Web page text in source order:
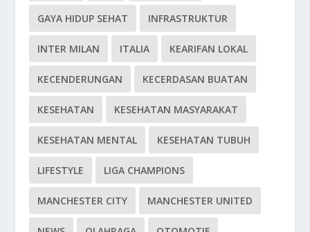
GAYA HIDUP SEHAT INFRASTRUKTUR
INTER MILAN ITALIA KEARIFAN LOKAL
KECENDERUNGAN KECERDASAN BUATAN
KESEHATAN KESEHATAN MASYARAKAT
KESEHATAN MENTAL KESEHATAN TUBUH
LIFESTYLE LIGA CHAMPIONS
MANCHESTER CITY MANCHESTER UNITED